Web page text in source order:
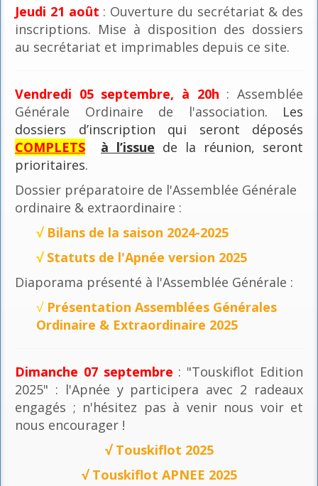
Jeudi 21 août : Ouverture du secrétariat & des
inscriptions. Mise à disposition des dossiers
au secrétariat et imprimables depuis ce site.
Vendredi 05 septembre, à 20h : Assemblée
Générale Ordinaire de l'association. Les
dossiers d’inscription qui seront déposés
COMPLETS
à l’issue de la réunion, seront
prioritaires.
Dossier préparatoire de l'Assemblée Générale
ordinaire & extraordinaire :
√ Bilans de la saison 2024-2025
√ Statuts de l'Apnée version 2025
Diaporama présenté à l'Assemblée Générale :
√ Présentation Assemblées Générales
Ordinaire & Extraordinaire 2025
Dimanche 07 septembre : "Touskiflot Edition
2025" : l'Apnée y participera avec 2 radeaux
engagés ; n'hésitez pas à venir nous voir et
nous encourager !
√ Touskiflot 2025
√ Touskiflot APNEE 2025